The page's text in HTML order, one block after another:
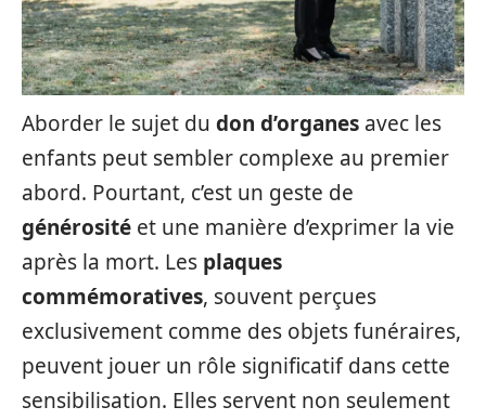
Aborder le sujet du don d’organes avec les
enfants peut sembler complexe au premier
abord. Pourtant, c’est un geste de
générosité et une manière d’exprimer la vie
après la mort. Les plaques
commémoratives, souvent perçues
exclusivement comme des objets funéraires,
peuvent jouer un rôle significatif dans cette
sensibilisation. Elles servent non seulement